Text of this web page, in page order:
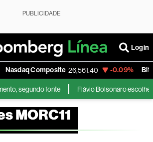
PUBLICIDADE
Login
Composite 26,561.40 -0.09%
segundo fonte Flávio Bolsonaro escolhe
MORC11